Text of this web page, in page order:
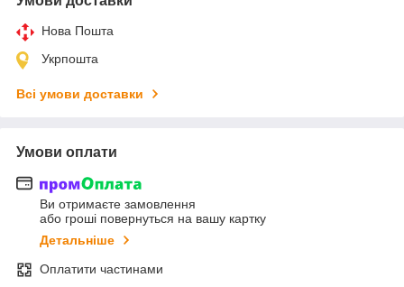
Нова Пошта
Укрпошта
Всі умови доставки
Умови оплати
Ви отримаєте замовлення
або гроші повернуться на вашу картку
Детальніше
Оплатити частинами